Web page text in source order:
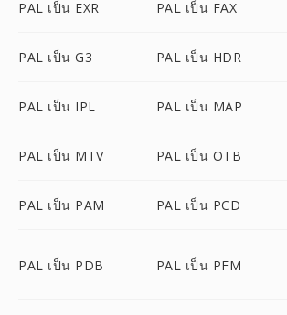
PAL เป็น EXR PAL เป็น FAX
PAL เป็น G3 PAL เป็น HDR
PAL เป็น IPL PAL เป็น MAP
PAL เป็น MTV PAL เป็น OTB
PAL เป็น PAM PAL เป็น PCD
PAL เป็น PDB PAL เป็น PFM